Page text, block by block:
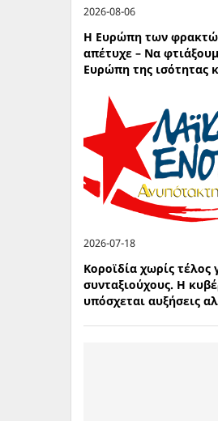
2026-08-06
Η Ευρώπη των
απέτυχε – Να
Ευρώπη της ισότητας
2026-07-18
Κοροϊδία χωρίς τέλος
συνταξιούχους. Η
υπόσχεται αυξήσεις